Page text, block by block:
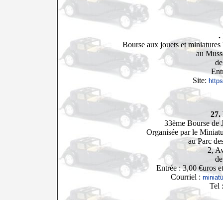
.
Bourse aux jouets et
au
Site:
27.
33ème Bourse
Organisée par le
au Parc
2,
Entrée : 3,00 €uros
Courriel :
Tel